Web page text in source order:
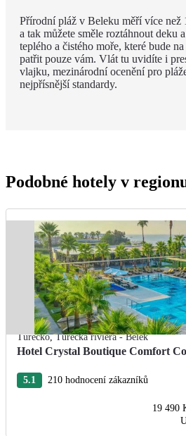
Přírodní pláž v Beleku měří více než
a tak můžete směle roztáhnout deku
teplého a čistého moře, které bude
patřit pouze vám. Vlát tu uvidíte i
vlajku, mezinárodní ocenění pro
nejpřísnější standardy.
Podobné hotely v
Turecko,Turecká riviéra - Belek
Hotel Crystal Boutique Comfort
5.1 210 hodnocení zákazníků
19 490